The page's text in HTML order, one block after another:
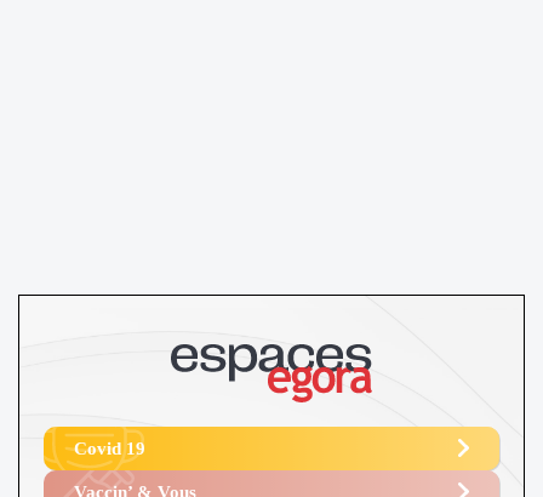
Covid 19
Vaccin’ & Vous